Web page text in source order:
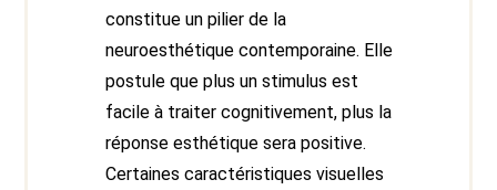
constitue un pilier de la
neuroesthétique contemporaine. Elle
postule que plus un stimulus est
facile à traiter cognitivement, plus la
réponse esthétique sera positive.
Certaines caractéristiques visuelles